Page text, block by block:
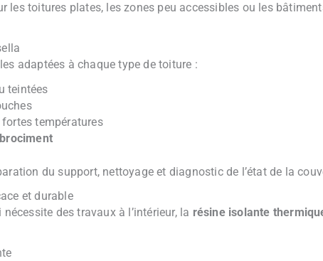
les toitures plates, les zones peu accessibles ou les
adaptées à chaque type de toiture :
teintées
températures
du support, nettoyage et diagnostic de l’état de la
et durable
des travaux à l’intérieur, la résine isolante